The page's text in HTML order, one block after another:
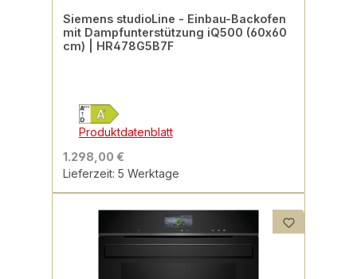
Siemens studioLine - Einbau-Backofen
mit Dampfunterstützung iQ500 (60x60
cm) | HR478G5B7F
Produktdatenblatt
1.298,00 €
Lieferzeit: 5 Werktage